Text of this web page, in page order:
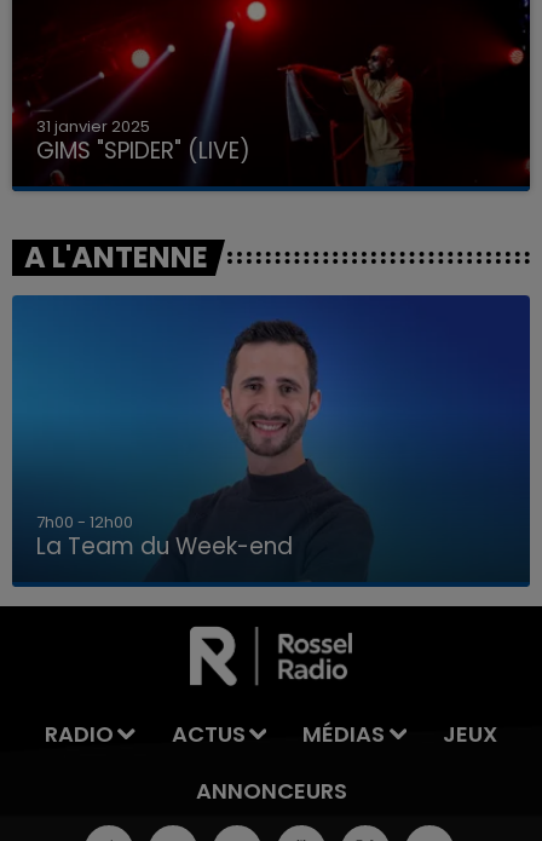
LA TEAM DU WEEK-END
31 janvier 2025
GIMS "SPIDER" (LIVE)
A L'ANTENNE
16h00 - 20h00
La Team du Week-end
RADIO ACTUS MÉDIAS
JEUX
ANNONCEURS